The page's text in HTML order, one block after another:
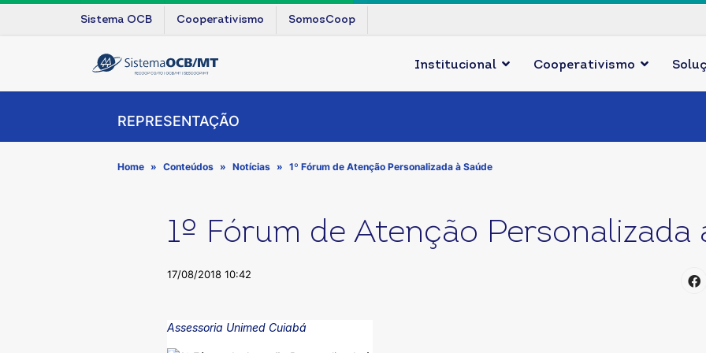
Sistema OCB Cooperativismo SomosCoop
Institucional Cooperativismo
REPRESENTAÇÃO
Home Conteúdos Notícias 1º Fórum de Atenção Personalizada à Saúde
1º Fórum de Atenção Personalizada
17/08/2018 10:42
Assessoria Unimed Cuiabá